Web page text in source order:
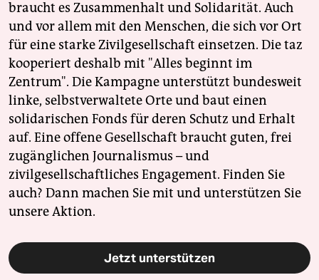
braucht es Zusammenhalt und Solidarität. Auch
und vor allem mit den Menschen, die sich vor Ort
für eine starke Zivilgesellschaft einsetzen. Die taz
kooperiert deshalb mit "Alles beginnt im
Zentrum". Die Kampagne unterstützt bundesweit
linke, selbstverwaltete Orte und baut einen
solidarischen Fonds für deren Schutz und Erhalt
auf. Eine offene Gesellschaft braucht guten, frei
zugänglichen Journalismus – und
zivilgesellschaftliches Engagement. Finden Sie
auch? Dann machen Sie mit und unterstützen Sie
unsere Aktion.
Jetzt unterstützen